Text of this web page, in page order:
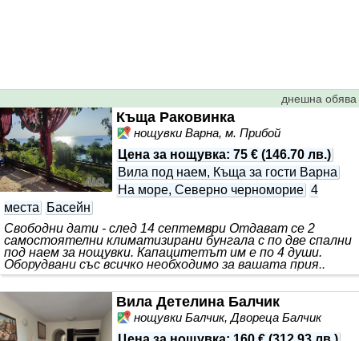
днешна обява
Къща Раковинка
нощувки Варна, м. Прибой
Цена за нощувка: 75 € (146.70 лв.)
Вила под наем, Къща за гости Варна
На море, Северно черноморие 4
места
Басейн
Свободни дати - след 14 септември Отдават се 2
самостоятелни климатизирани бунгала с по две спални
под наем за нощувки. Капацитетът им е по 4 души.
Оборудвани със всичко необходимо за вашата прия..
Вила Детелина Балчик
нощувки Балчик, Двореца Балчик